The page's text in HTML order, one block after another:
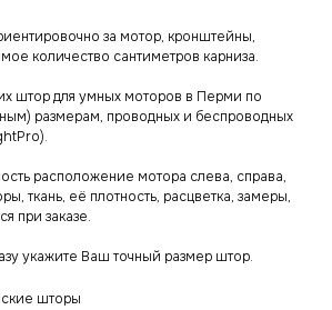
за мотор, кронштейны,
количество сантиметров карниза.
штор для умных моторов в Перми по
размерам, проводных и беспроводных
расположение мотора слева, справа,
ткань, её плотность, расцветка, замеры,
при заказе.
укажите Ваш точный размер штор.
шторы